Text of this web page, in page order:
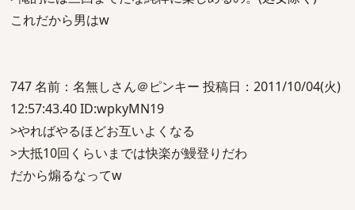
これだから男はw
747 名前：名無しさん＠ピンキー 投稿日：2011/10/04(火)
12:57:43.40 ID:wpkyMN19
>やればやるほどお互いよくなる
>大抵10回くらいまでは快楽が鰻登りだわ
だから煽るなってw